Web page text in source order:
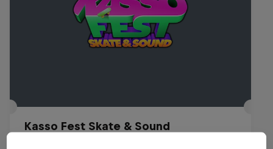
Kasso Fest Skate & Sound